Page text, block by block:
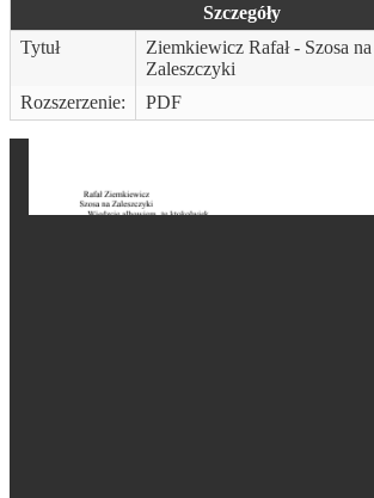
Szczegóły
Tytuł
Ziemkiewicz Rafał - Szosa na
Zaleszczyki
Rozszerzenie:
PDF